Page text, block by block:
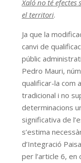
Xaló no té
el territori.
Ja que la
canvi de
públic
Pedro Mauri,
qualificar-la com
tradicional i no
determinacions
significativa de
s’estima
d’Integració
per l’article 6, en